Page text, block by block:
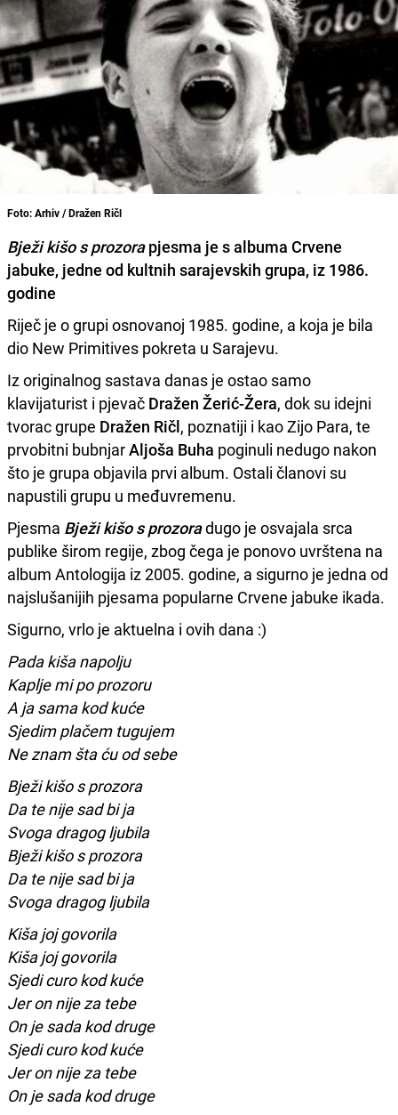
Foto: Arhiv / Dražen Ričl
Bježi kišo s prozorapjesma je s albuma Crvene
jabuke, jedne od kultnih sarajevskih grupa, iz 1986.
godine
Riječ je o grupi osnovanoj 1985. godine, a koja je bila
dio New Primitives pokreta u Sarajevu.
Iz originalnog sastava danas je ostao samo
klavijaturist i pjevač Dražen Žerić-Žera, dok su idejni
tvorac grupe Dražen Ričl, poznatiji i kao Zijo Para, te
prvobitni bubnjarAljoša Buha poginuli nedugo nakon
što je grupa objavila prvi album. Ostali članovi su
napustili grupu u međuvremenu.
Pjesma Bježi kišo s prozoradugo je osvajala srca
publike širom regije, zbog čega je ponovo uvrštena na
album Antologija iz 2005. godine, a sigurno je jedna od
najslušanijih pjesama popularne Crvene jabuke ikada.
Sigurno, vrlo je aktuelna i ovih dana :)
Pada kiša napolju
Kaplje mi po prozoru
A ja sama kod kuće
Sjedim plačem tugujem
Ne znam šta ću od sebe
Bježi kišo s prozora
Da te nije sad bi ja
Svoga dragog ljubila
Bježi kišo s prozora
Da te nije sad bi ja
Svoga dragog ljubila
Kiša joj govorila
Kiša joj govorila
Sjedi curo kod kuće
Jer on nije za tebe
On je sada kod druge
Sjedi curo kod kuće
Jer on nije za tebe
On je sada kod druge